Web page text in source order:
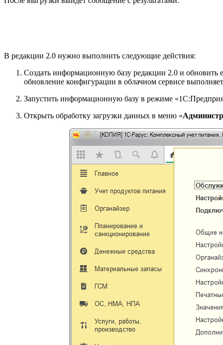
В редакции 2.0 нужно выполнить следующие действия:
Создать информационную базу редакции 2.0 и обновить
обновление конфигурации в облачном сервисе
Запустить информационную базу в режиме
Открыть обработку загрузки данных в меню «